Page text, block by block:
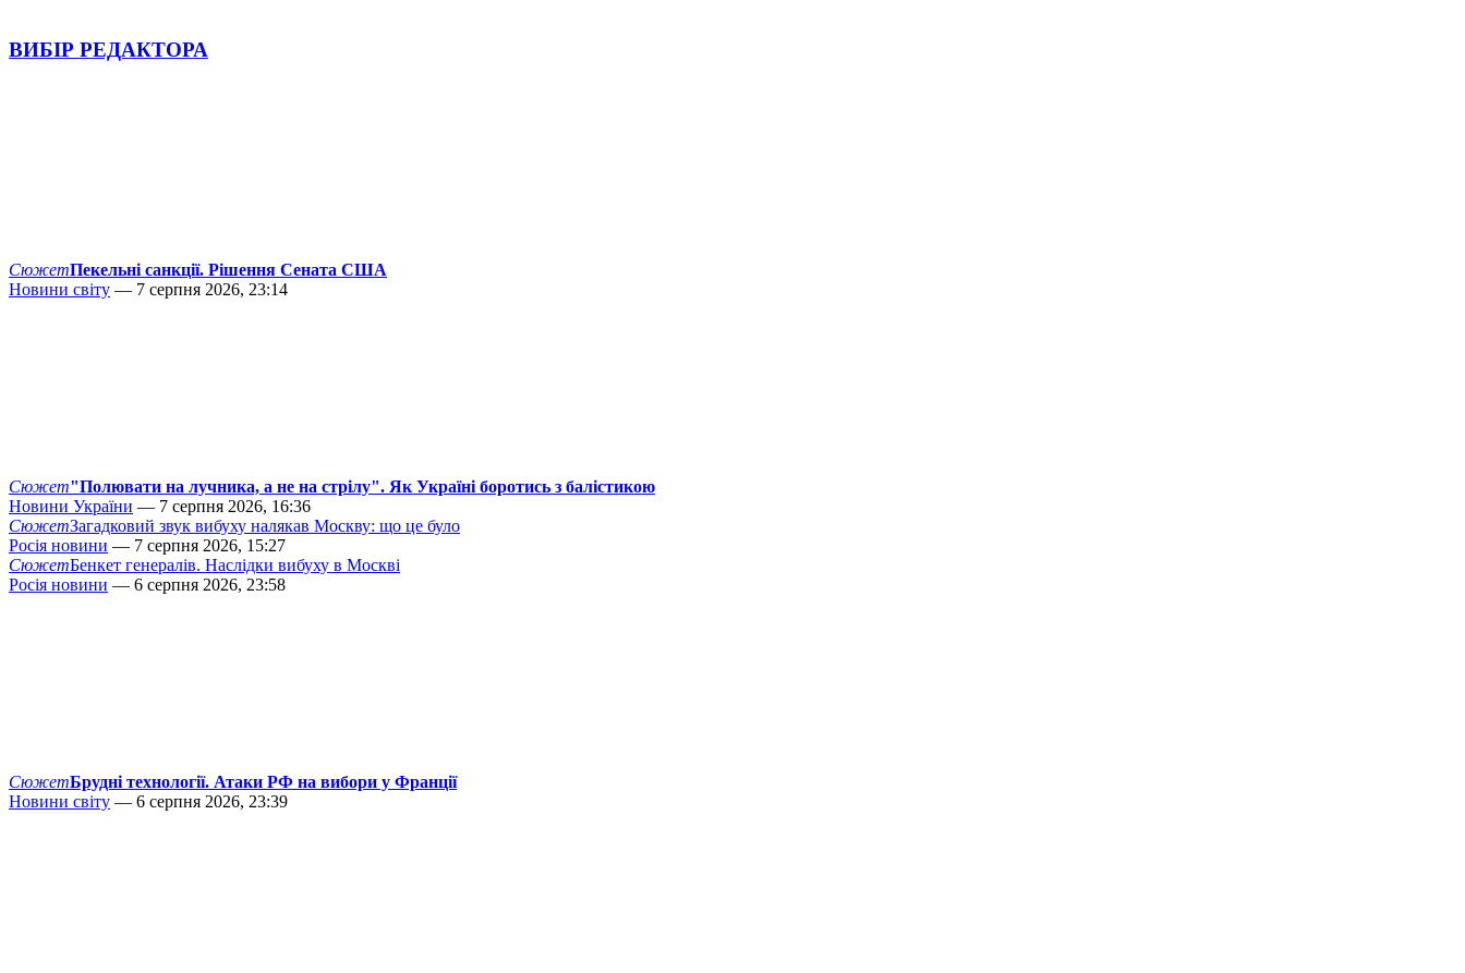
ВИБІР РЕДАКТОРА
СюжетПекельні санкції. Рішення Сената США
Новини світу — 7 серпня 2026, 23:14
Сюжет"Полювати на лучника, а не на стрілу". Як Україні боротись з балістикою
Новини України — 7 серпня 2026, 16:36
СюжетЗагадковий звук вибуху налякав Москву: що це було
Росія новини — 7 серпня 2026, 15:27
СюжетБенкет генералів. Наслідки вибуху в Москві
Росія новини — 6 серпня 2026, 23:58
СюжетБрудні технології. Атаки РФ на вибори у Франції
Новини світу — 6 серпня 2026, 23:39